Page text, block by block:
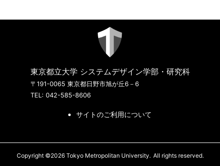
東京都立大学 システムデザイン学部・研究科
〒191-0065 東京都日野市旭が丘6－6
TEL: 042-585-8606
サイトのご利用について
Copyright ©2026 Tokyo Metropolitan University. All rights reserved.